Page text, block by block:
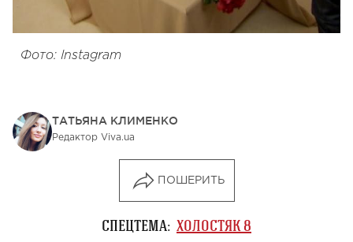
Фото: Instagram
ТАТЬЯНА КЛИМЕНКО
Редактор Viva.ua
ПОШЕРИТЬ
СПЕЦТЕМА: ХОЛОСТЯК 8